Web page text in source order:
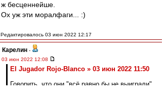
ж бесценнейше.
Ох уж эти моралфаги... :)
Редактировалось 03 июн 2022 12:17
Карелин -
03 июн 2022 12:08
El Jugador Rojo-Blanco » 03 июн 2022 11:50
Говорить, что они "всё равно бы не выиграли"